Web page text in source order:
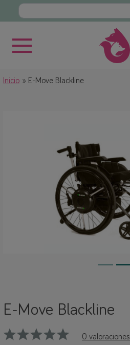
Inicio E-Move Blackline
E-Move Blackline
0 valoraciones